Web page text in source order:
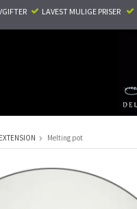
LAVEST MULIGE PRISER ​
Melting pot